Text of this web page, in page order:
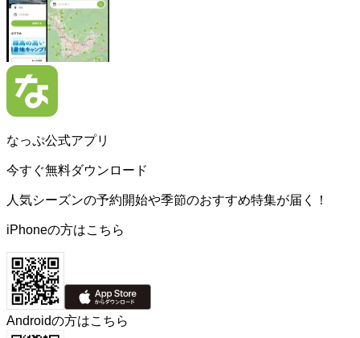
なっぷ公式アプリ
今すぐ無料ダウンロード
人気シーズンの予約開始や季節のおすすめ特集が届く！
iPhoneの方はこちら
Androidの方はこちら